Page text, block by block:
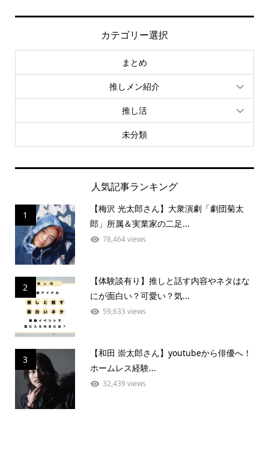
カテゴリー選択
まとめ
推しメン紹介
推し活
未分類
人気記事ランキング
1
【梅沢 光太郎さん】大衆演劇「劇団菊太
郎」所属＆実業家の二足...
78,464 views
2
【体験談有り】推しと話す内容やネタはな
にが面白い？可愛い？気...
59,633 views
3
【和田 崇太郎さん】youtubeから俳優へ！
ホームレス経験...
32,439 views